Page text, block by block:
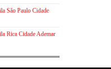
São Paulo Cidade
Rica Cidade Ademar